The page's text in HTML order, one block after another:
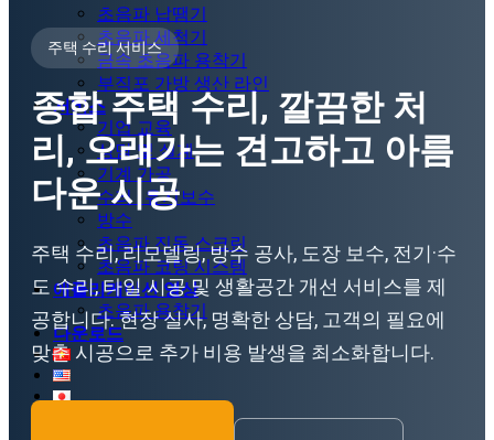
초음파 납땜기
초음파 세척기
금속 초음파 용착기
부직포 가방 생산 라인
서비스
기업 교육
상담 및 설계
기계 가공
수리 · 유지보수
방수
초음파 진동 스크린
초음파 코팅 시스템
애플리케이션 영상
초음파 용착기
다운로드
주택 수리 서비스
종합 주택 수리, 깔끔한 처
리, 오래가는 견고하고 아름
다운 시공
주택 수리, 리모델링, 방수 공사, 도장 보수, 전기·수
도 수리, 타일 시공 및 생활공간 개선 서비스를 제
공합니다. 현장 실사, 명확한 상담, 고객의 필요에
맞춘 시공으로 추가 비용 발생을 최소화합니다.